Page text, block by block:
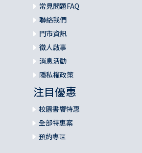
常見問題FAQ
聯絡我們
門市資訊
徵人啟事
消息活動
隱私權政策
注目優惠
校園書饗特惠
全部特惠案
預約專區